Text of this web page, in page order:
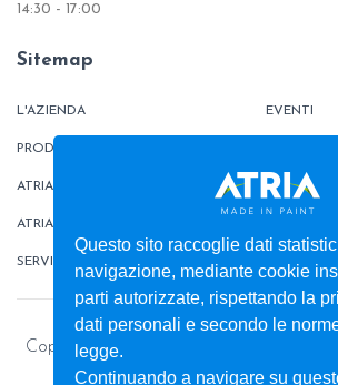
Questo sito raccoglie dati
navigazione, mediante cookie
parti autorizzate, rispettando la
dati personali e secondo le
legge.
Continuando a navigare su
14:30 - 17:00
Sitemap
L'AZIENDA
PRODOTTI
ATRIATHERMIKA
ATRIAFLOOR
SERVIZI
EVENTI
CONTATTI
BOX
Copyright © 2026 - Colorificio ATRIA
per la casa e l’industria